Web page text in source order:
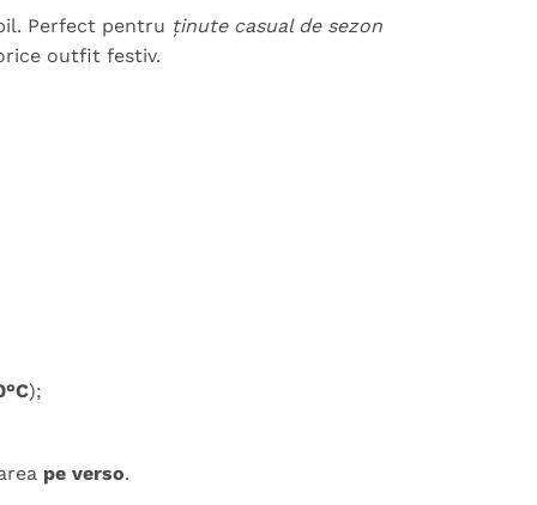
Perfect pentru ținute casual de sezon
outfit festiv.
);
pe verso.